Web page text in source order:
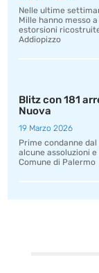
Nelle ultime
Mille hanno messo
estorsioni
Addiopizzo
Blitz con 181
Nuova
19 Marzo 2026
Prime condanne
alcune assoluzioni
Comune di Palermo